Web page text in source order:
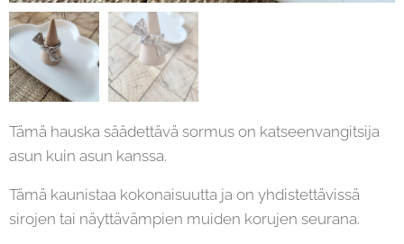
Tämä hauska säädettävä sormus on katseenvangitsija
asun kuin asun kanssa.
Tämä kaunistaa kokonaisuutta ja on yhdistettävissä
sirojen tai näyttävämpien muiden korujen seurana.